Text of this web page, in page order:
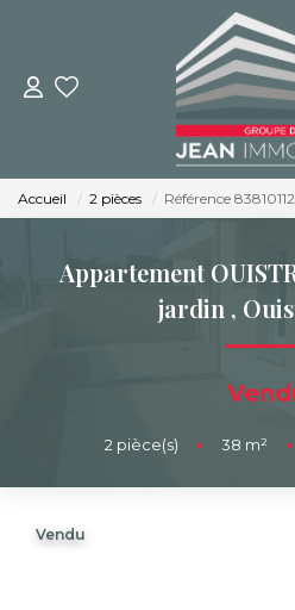
NOS
Achat
BUREAUX ET
NOS
Accueil 2 pièces Référence
Appartement
jardin ,
2 pièce(s) • 38 m² •
Vendu